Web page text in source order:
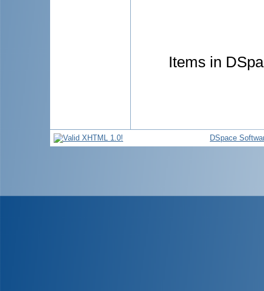
Items in
DSpace